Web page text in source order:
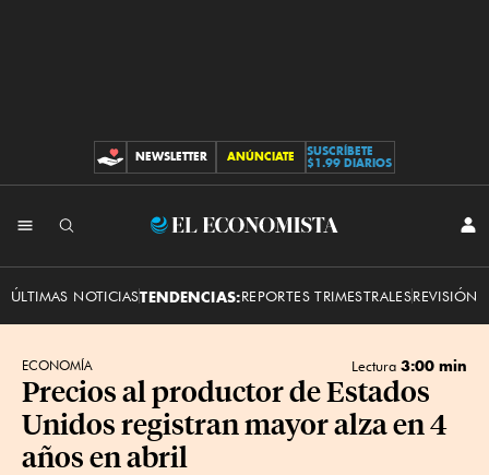
CONTRIBUCIONES
NEWSLETTER ANÚNCIATE
SUSCRÍBETE
$1.99 DIARIOS
El
ÚLTIMAS NOTICIASTENDENCIAS:REPORTES TRIMESTRALESREVISIÓN
ECONOMÍA Lectura 3:00 min
Precios al productor de Estados
Unidos registran mayor alza en 4
años en abril